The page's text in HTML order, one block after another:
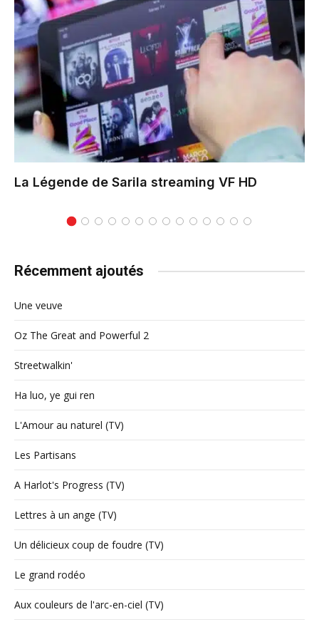
La Légende de Sarila streaming VF HD
Récemment ajoutés
Une veuve
Oz The Great and Powerful 2
Streetwalkin'
Ha luo, ye gui ren
L'Amour au naturel (TV)
Les Partisans
A Harlot's Progress (TV)
Lettres à un ange (TV)
Un délicieux coup de foudre (TV)
Le grand rodéo
Aux couleurs de l'arc-en-ciel (TV)